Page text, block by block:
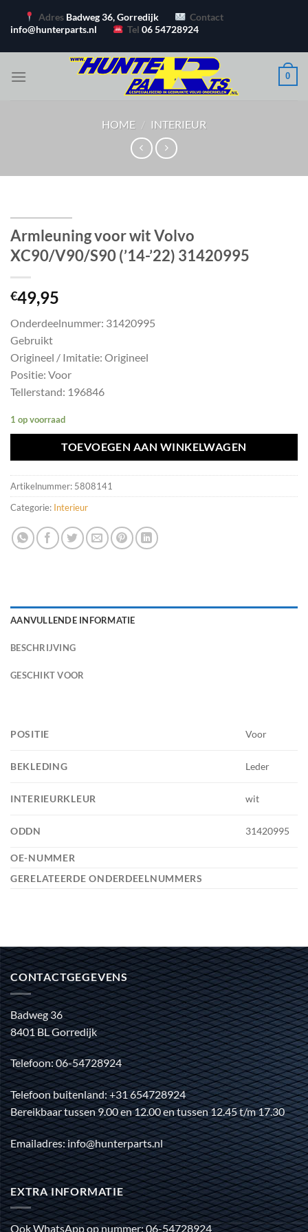
naar
Adres Badweg 36, Gorredijk
Contact
info@hunterparts.nl
Tel06 54728924
0
HOME / INTERIEUR
Armleuning voor wit Volvo
XC90/V90/S90 (’14-’22) 31420995
€49,95
Onderdeelnummer: 31420995
Gebruikt
Origineel / Imitatie: Origineel
Positie: Voor
Tellerstand: 196846
1 op voorraad
TOEVOEGEN AAN WINKELWAGEN
Artikelnummer: 5808141
Categorie: Interieur
AANVULLENDE INFORMATIE
BESCHRIJVING
GESCHIKT VOOR
POSITIE Voor
BEKLEDING Leder
INTERIEURKLEUR wit
ODDN 31420995
OE-NUMMER
GERELATEERDE ONDERDEELNUMMERS
CONTACTGEGEVENS
Badweg 36
8401 BL Gorredijk
Telefoon: 06-54728924
Telefoon buitenland: +31 654728924
Bereikbaar tussen 9.00 en 12.00 en tussen 12.45 t/m 17.30
Emailadres: info@hunterparts.nl
EXTRA INFORMATIE
Ook WhatsApp op nummer: 06-54728924